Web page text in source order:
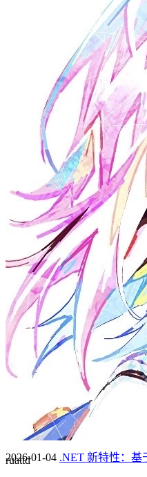
ruattd
不是哥们这类型
2026-03-02 macOS 26 初体验
2026-02-10 Roslyn 源生成器
2026-01-212025 年终总结
2026-01-21记一次基于
2026-01-20macOS 禁用烦人
.NET 内存模型简介
2026-01-04 .NET 新特性：基